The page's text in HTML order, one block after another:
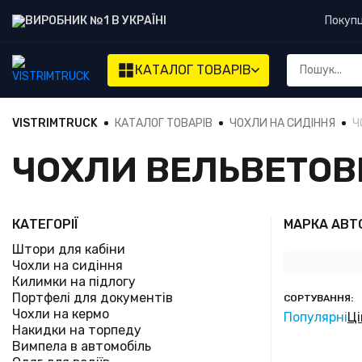
ВИРОБНИК №1 В УКРАЇНІ
КАТАЛОГ ТОВАРІВ
VISTRIMTRUCK КАТАЛОГ ТОВАРІВ ЧОХЛИ НА СИДІННЯ
ЧОХЛИ
КАТЕГОРІЇ
Штори для кабіни
Чохли на сидіння
Килимки на підлогу
Портфелі для документів
Чохли на кермо
Накидки на торпеду
Вимпела в автомобіль
МАРКА
СОРТУВАННЯ:
Популярні